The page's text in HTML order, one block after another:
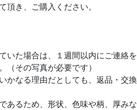
頂き、ご購入ください。
いた場合は、１週間以内にご連絡を
（その写真が必要です）
かなる理由だとしても、返品・交換
あるため、形状、色味や柄、厚みな